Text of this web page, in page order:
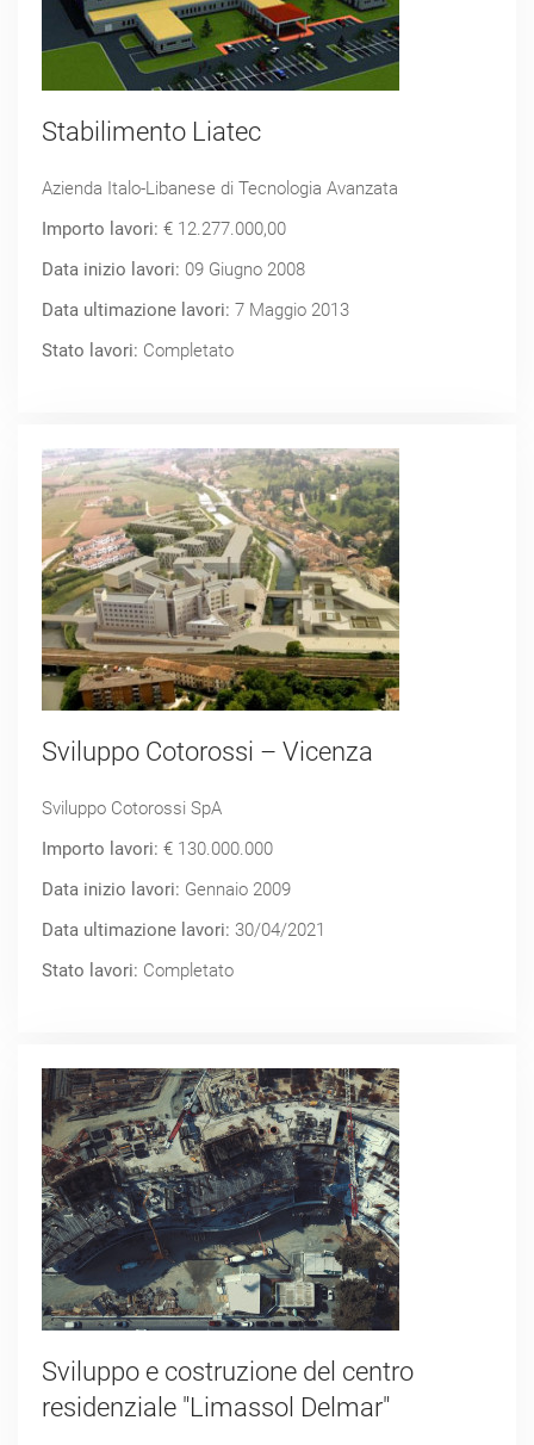
Stabilimento Liatec
Azienda Italo-Libanese di Tecnologia Avanzata
Importo lavori: € 12.277.000,00
Data inizio lavori: 09 Giugno 2008
Data ultimazione lavori: 7 Maggio 2013
Stato lavori: Completato
Sviluppo Cotorossi – Vicenza
Sviluppo Cotorossi SpA
Importo lavori: € 130.000.000
Data inizio lavori: Gennaio 2009
Data ultimazione lavori: 30/04/2021
Stato lavori: Completato
Sviluppo e costruzione del centro
residenziale "Limassol Delmar"